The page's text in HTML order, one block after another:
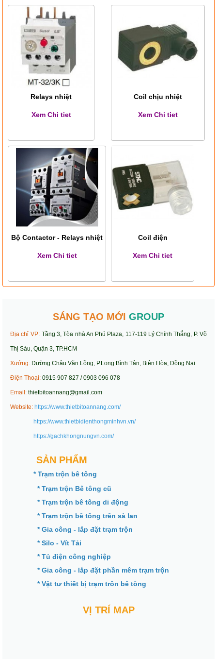
Relays nhiệt
Xem Chi tiet
Coil chịu nhiệt
Xem Chi tiet
Bộ Contactor - Relays nhiệt
Xem Chi tiet
Coil điện
Xem Chi tiet
SÁNG TẠO MỚI GROUP
Địa chỉ VP: Tầng 3, Tòa nhà An Phú Plaza, 117-119 Lý Chính Thắng, P. Võ
Thị Sáu, Quận 3, TP.HCM
Xưởng: Đường Châu Văn Lồng, P.Long Bình Tân, Biên Hòa, Đồng Nai
Điện Thoại: 0915 907 827 / 0903 096 078
Email: thietbitoannang@gmail.com
Website: https://www.thietbitoannang.com/
https://www.thietbidienthongminhvn.vn/
https://gachkhongnungvn.com/
SẢN PHẨM
* Trạm trộn bê tông
* Trạm trộn Bê tông cũ
* Trạm trộn bê tông di động
* Trạm trộn bê tông trên sà lan
* Gia công - lắp đặt trạm trộn
* Silo - Vít Tải
* Tủ điện công nghiệp
* Gia công - lắp đặt phần mêm trạm trộn
* Vật tư thiết bị trạm trôn bê tông
VỊ TRÍ MAP